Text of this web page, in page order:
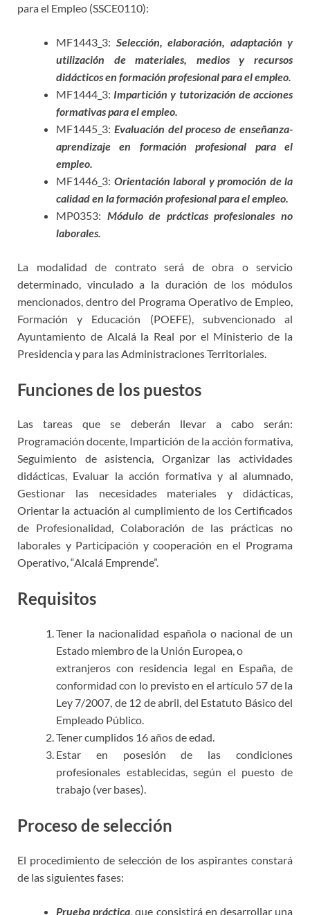
para el Empleo (SSCE0110):
MF1443_3: Selección, elaboración, adaptación y
utilización de materiales, medios y recursos
didácticos en formación profesional para el empleo.
MF1444_3: Impartición y tutorización de acciones
formativas para el empleo.
MF1445_3: Evaluación del proceso de enseñanza-
aprendizaje en formación profesional para el
empleo.
MF1446_3: Orientación laboral y promoción de la
calidad en la formación profesional para elempleo.
MP0353: Módulo de prácticas profesionales no
laborales.
La modalidad de contrato será de obra o servicio
determinado, vinculado a la duración de los módulos
mencionados, dentro del Programa Operativo de Empleo,
Formación y Educación (POEFE), subvencionado al
Ayuntamiento de Alcalá la Real por el Ministerio de la
Presidencia y para las Administraciones Territoriales.
Funciones de los puestos
Las tareas que se deberán llevar a cabo serán:
Programación docente, Impartición de la acción formativa,
Seguimiento de asistencia, Organizar las actividades
didácticas, Evaluar la acción formativa y al alumnado,
Gestionar las necesidades materiales y didácticas,
Orientar la actuación al cumplimiento de los Certificados
de Profesionalidad, Colaboración de las prácticas no
laborales y Participación y cooperación en el Programa
Operativo, “Alcalá Emprende”.
Requisitos
Tener la nacionalidad española o nacional de un
Estado miembro de la Unión Europea, o
extranjeros con residencia legal en España, de
conformidad con lo previsto en el artículo 57 de la
Ley 7/2007, de 12 de abril, del Estatuto Básico del
Empleado Público.
Tener cumplidos 16 años de edad.
Estar en posesión de las condiciones
profesionales establecidas, según el puesto de
trabajo (ver bases).
Proceso de selección
El procedimiento de selección de los aspirantes constará
de las siguientes fases:
Prueba práctica , que consistirá en desarrollar una